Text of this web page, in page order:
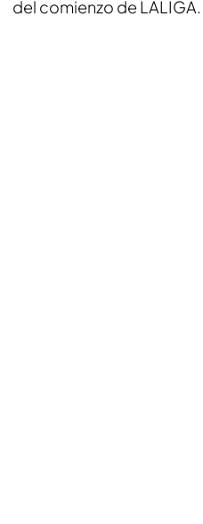
del comienzo de LALIGA.